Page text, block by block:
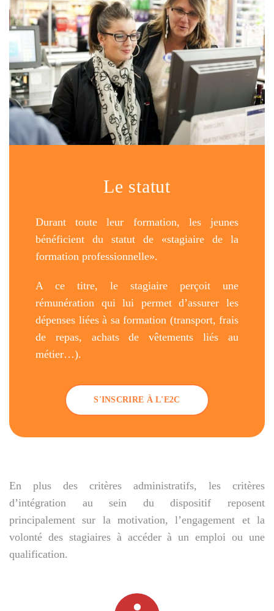
Le statut
Durant toute leur formation, les jeunes
bénéficient du statut de «stagiaire de la
formation professionnelle».
A ce titre, le stagiaire perçoit une
rémunération qui lui permet d’assurer les
dépenses liées à sa formation (transport, frais
de repas, achats de vêtements liés au
métier…).
S'INSCRIRE À L'E2C
En plus des critères administratifs, les critères
d’intégration au sein du dispositif reposent
principalement sur la motivation,l’engagement etla
volonté des stagiaires à accéder à un emploi ou une
qualification.